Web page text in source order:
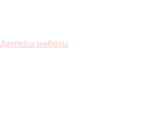
Детски мебели